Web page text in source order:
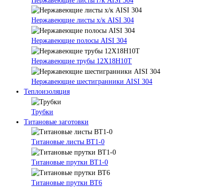
Нержавеющие листы х/к AISI 304
Нержавеющие полосы AISI 304
Нержавеющие трубы 12Х18Н10Т
Нержавеющие шестигранники AISI 304
Теплоизоляция
Трубки
Титановые заготовки
Титановые листы ВТ1-0
Титановые прутки ВТ1-0
Титановые прутки ВТ6